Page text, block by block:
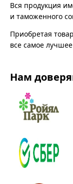
Вся продукция
и таможенного
Приобретая
все самое
Нам